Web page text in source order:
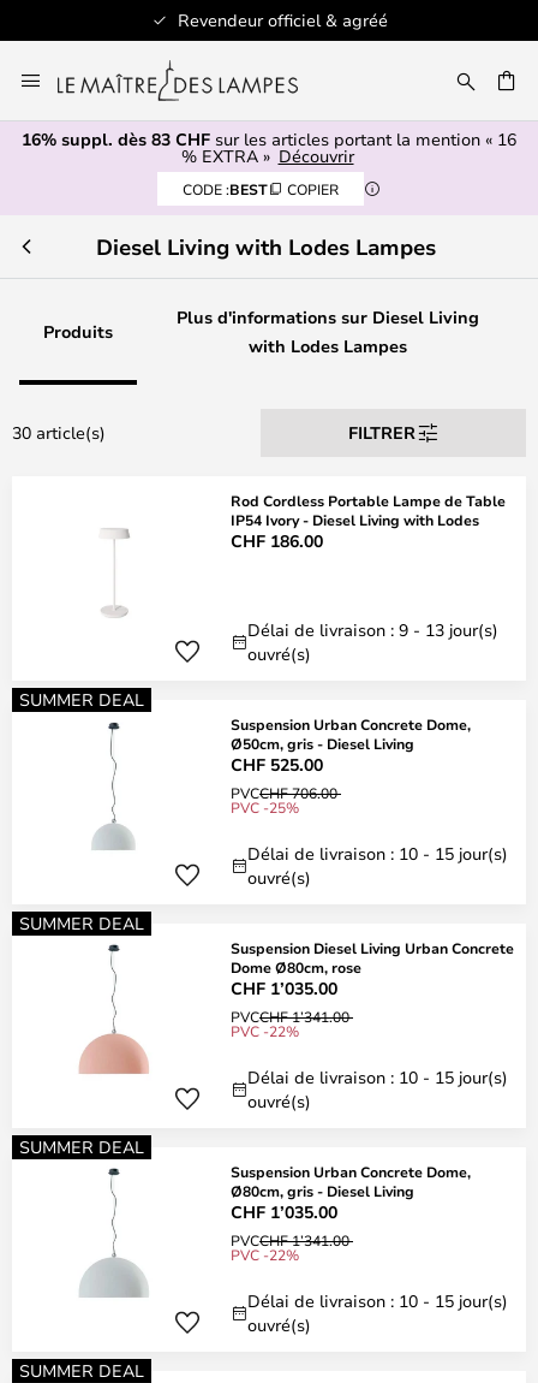
Revendeur officiel & agréé
au
contenu
16% suppl. dès 83 CHF sur les articles portant la mention « 16
% EXTRA » Découvrir
CODE :BEST COPIER
Diesel Living with Lodes Lampes
Produits
Plus d'informations sur Diesel Living
with Lodes Lampes
30 article(s) FILTRER
Rod Cordless Portable Lampe de Table
IP54 Ivory - Diesel Living with Lodes
CHF 186.00
Délai de livraison : 9 - 13 jour(s)
ouvré(s)
SUMMER DEAL
Suspension Urban Concrete Dome,
Ø50cm, gris - Diesel Living
CHF 525.00
PVCCHF 706.00
PVC -25%
Délai de livraison : 10 - 15 jour(s)
ouvré(s)
SUMMER DEAL
Suspension Diesel Living Urban Concrete
Dome Ø80cm, rose
CHF 1’035.00
PVCCHF 1’341.00
PVC -22%
Délai de livraison : 10 - 15 jour(s)
ouvré(s)
SUMMER DEAL
Suspension Urban Concrete Dome,
Ø80cm, gris - Diesel Living
CHF 1’035.00
PVCCHF 1’341.00
PVC -22%
Délai de livraison : 10 - 15 jour(s)
ouvré(s)
SUMMER DEAL